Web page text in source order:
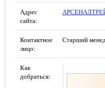
Адрес
сайта:
Контактное
лицо:
Старший
Как
добраться: